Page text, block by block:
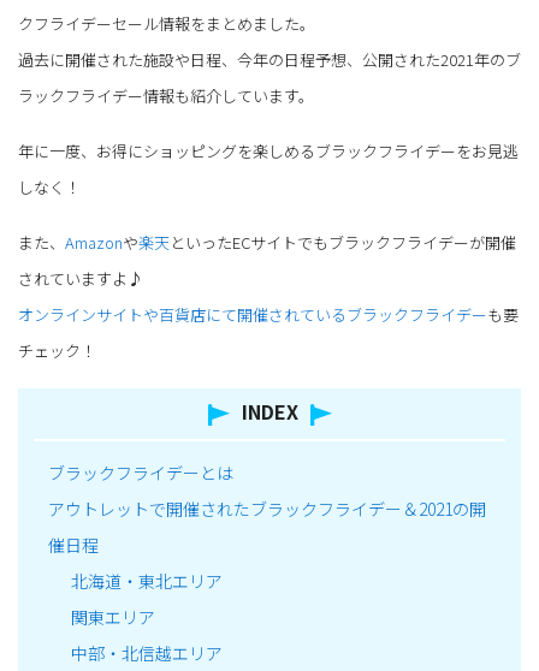
クフライデーセール情報をまとめました。
過去に開催された施設や日程、今年の日程予想、公開された2021年のブ
ラックフライデー情報も紹介しています。
年に一度、お得にショッピングを楽しめるブラックフライデーをお見逃
しなく！
また、 Amazonや楽天といったECサイトでもブラックフライデーが開催
されていますよ♪
オンラインサイトや百貨店にて開催されているブラックフライデーも要
チェック！
INDEX
ブラックフライデーとは
アウトレットで開催されたブラックフライデー＆2021の開
催日程
北海道・東北エリア
関東エリア
中部・北信越エリア